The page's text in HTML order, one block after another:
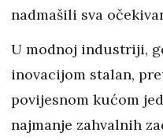
nadmašili sva
U modnoj industriji,
inovacijom stalan,
povijesnom kućom
najmanje zahvalnih